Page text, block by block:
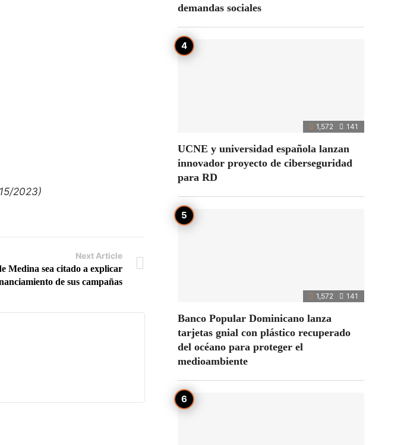
2023)
Next Article
Medina sea citado a explicar
de sus campañas
demandas sociales
1,572 141
UCNE y universidad española lanzan
innovador proyecto de ciberseguridad
para RD
1,572 141
Banco Popular Dominicano lanza
tarjetas gnial con plástico recuperado
del océano para proteger el
medioambiente